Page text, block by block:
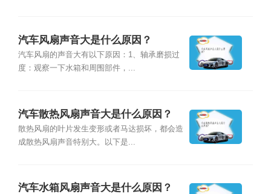
汽车风扇声音大是什么原因？
汽车风扇的声音大有以下原因：1、轴承磨损过
度：观察一下水箱和周围部件，...
汽车散热风扇声音大是什么原因？
散热风扇的叶片发生变形或者马达损坏，都会造
成散热风扇声音特别大。以下是...
汽车水箱风扇声音大是什么原因？